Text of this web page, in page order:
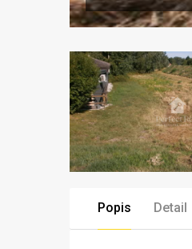
Popis Detail